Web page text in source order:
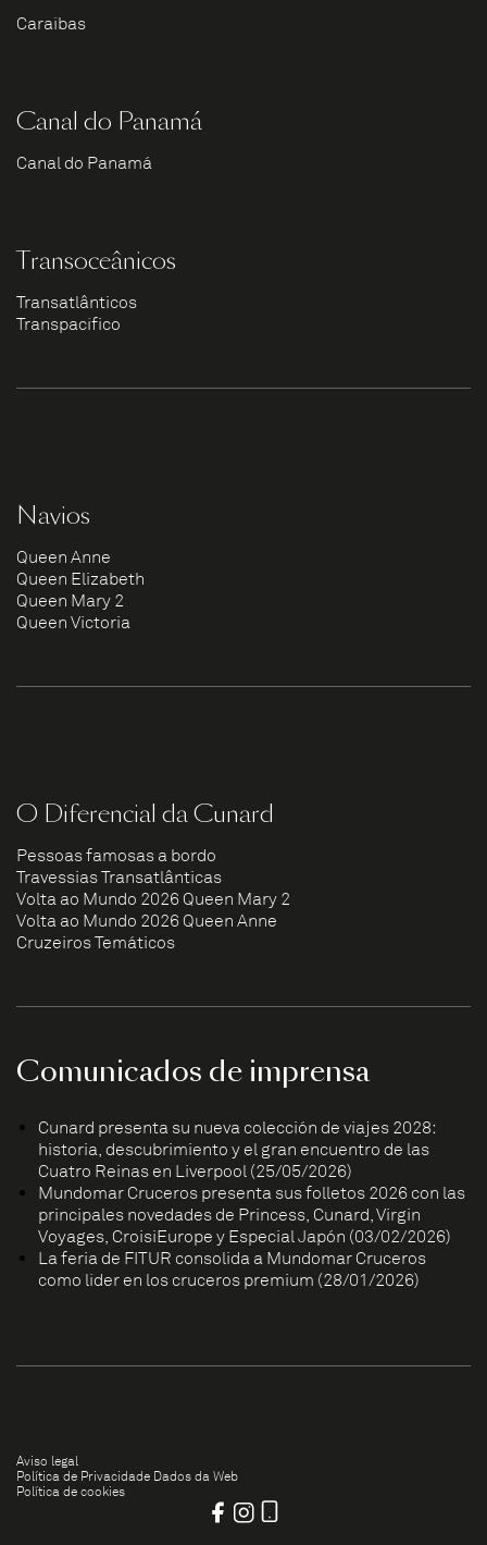
Caraíbas
Canal do Panamá
Canal do Panamá
Transoceânicos
Transatlânticos
Transpacífico
Navios
Queen Anne
Queen Elizabeth
Queen Mary 2
Queen Victoria
O Diferencial da Cunard
Pessoas famosas a bordo
Travessias Transatlânticas
Volta ao Mundo 2026 Queen Mary 2
Volta ao Mundo 2026 Queen Anne
Cruzeiros Temáticos
Comunicados de imprensa
Cunard presenta su nueva colección de viajes 2028:
historia, descubrimiento y el gran encuentro de las
Cuatro Reinas en Liverpool (25/05/2026)
Mundomar Cruceros presenta sus folletos 2026 con las
principales novedades de Princess, Cunard, Virgin
Voyages, CroisiEurope y Especial Japón (03/02/2026)
La feria de FITUR consolida a Mundomar Cruceros
como líder en los cruceros premium (28/01/2026)
Aviso legal
Política de Privacidade Dados da Web
Política de cookies